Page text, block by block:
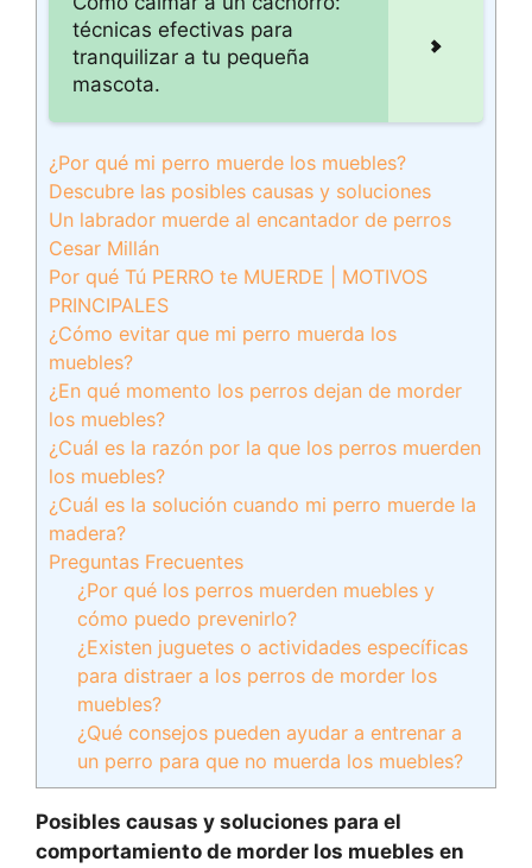
técnicas efectivas para
tranquilizar a tu pequeña
mascota.
¿Por qué mi perro muerde los muebles?
Descubre las posibles causas y soluciones
Un labrador muerde al encantador de perros
Cesar Millán
Por qué Tú PERRO te MUERDE | MOTIVOS
PRINCIPALES
¿Cómo evitar que mi perro muerda los
muebles?
¿En qué momento los perros dejan de morder
los muebles?
¿Cuál es la razón por la que los perros muerden
los muebles?
¿Cuál es la solución cuando mi perro muerde la
madera?
Preguntas Frecuentes
¿Por qué los perros muerden muebles y
cómo puedo prevenirlo?
¿Existen juguetes o actividades específicas
para distraer a los perros de morder los
muebles?
¿Qué consejos pueden ayudar a entrenar a
un perro para que no muerda los muebles?
Posibles causas y soluciones para el
comportamiento de morder los muebles en